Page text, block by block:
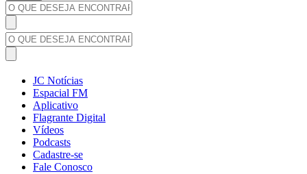
JC Notícias
Espacial FM
Aplicativo
Flagrante Digital
Vídeos
Podcasts
Cadastre-se
Fale Conosco